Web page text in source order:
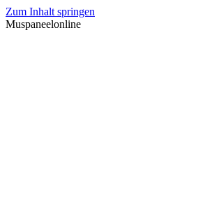
Zum Inhalt springen
Muspaneelonline